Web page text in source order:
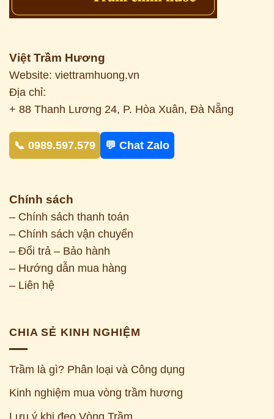
Việt Trầm Hương
Website: viettramhuong.vn
Địa chỉ:
+ 88 Thanh Lương 24, P. Hòa Xuân, Đà Nẵng
📞 0989.597.579 💬 Chat Zalo
Chính sách
– Chính sách thanh toán
– Chính sách vận chuyển
– Đổi trả – Bảo hành
– Hướng dẫn mua hàng
– Liên hệ
CHIA SẺ KINH NGHIỆM
Trầm là gì? Phân loại và Công dụng
Kinh nghiệm mua vòng trầm hương
Lưu ý khi đeo Vòng Trầm